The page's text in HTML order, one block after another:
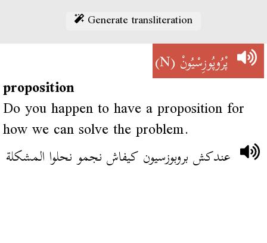
Generate transliteration
پْرُوپُوزِسْيُونْ(N)
proposition
Do you happen to have a proposition for
how we can solve the problem.
عندكش بروبوزسيون كيفاش نجمو نحلوا المشكلة